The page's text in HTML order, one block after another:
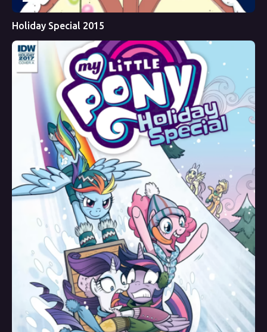
Holiday Special 2015